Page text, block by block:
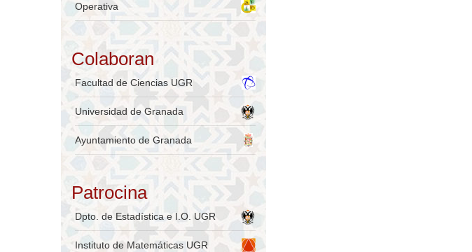
Operativa
Colaboran
Facultad de Ciencias UGR
Universidad de Granada
Ayuntamiento de Granada
Patrocina
Dpto. de Estadística e I.O. UGR
Instituto de Matemáticas UGR